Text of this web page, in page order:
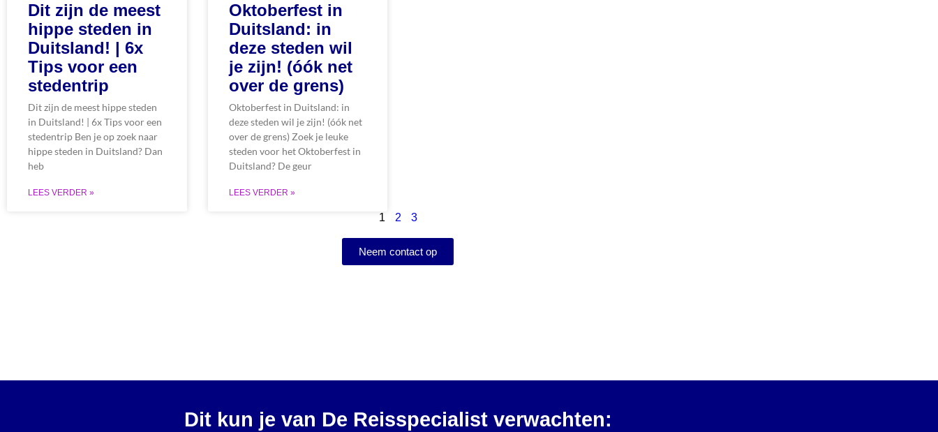
Dit zijn de meest
hippe steden in
Duitsland! | 6x
Tips voor een
stedentrip
Dit zijn de meest hippe steden
in Duitsland! | 6x Tips voor een
stedentrip Ben je op zoek naar
hippe steden in Duitsland? Dan
heb
LEES VERDER »
Oktoberfest in
Duitsland: in
deze steden wil
je zijn! (óók net
over de grens)
Oktoberfest in Duitsland: in
deze steden wil je zijn! (óók net
over de grens) Zoek je leuke
steden voor het Oktoberfest in
Duitsland? De geur
LEES VERDER »
1 2 3
Neem contact op
Dit kun je van De Reisspecialist verwachten: